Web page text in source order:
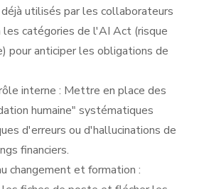
utilisés par les collaborateurs
catégories de l'AI Act (risque
pour anticiper les obligations de
interne : Mettre en place des
humaine" systématiques
d'erreurs ou d'hallucinations de
financiers.
changement et formation :